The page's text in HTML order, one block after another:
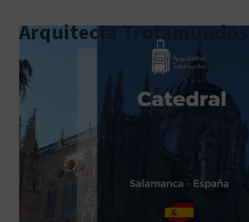
content
Arquitecta Trotamundos